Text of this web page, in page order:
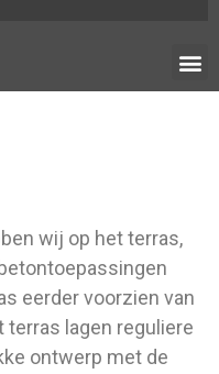
wij op het terras,
eerder voorzien van
lagen reguliere
ontwerp met de